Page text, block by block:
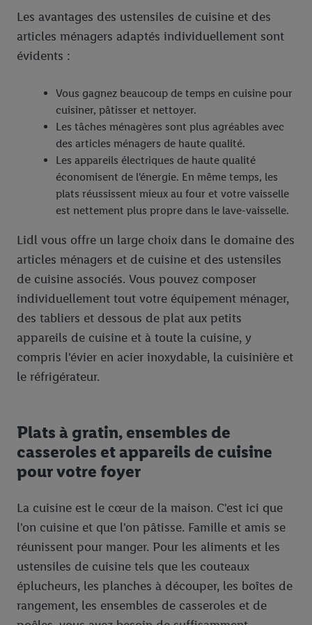
Les avantages des ustensiles de cuisine et des
articles ménagers adaptés individuellement sont
évidents :
Vous gagnez beaucoup de temps en cuisine pour
cuisiner, pâtisser et nettoyer.
Les tâches ménagères sont plus agréables avec
des articles ménagers de haute qualité.
Les appareils électriques de haute qualité
économisent de l'énergie. En même temps, les
plats réussissent mieux au four et votre vaisselle
est nettement plus propre dans le lave-vaisselle.
Lidl vous offre un large choix dans le domaine des
articles ménagers et de cuisine et des ustensiles
de cuisine associés. Vous pouvez composer
individuellement tout votre équipement ménager,
des tabliers et dessous de plat aux petits
appareils de cuisine et à toute la cuisine, y
compris l'évier en acier inoxydable, la cuisinière et
le réfrigérateur.
Plats à gratin, ensembles de
casseroles et appareils de cuisine
pour votre foyer
La cuisine est le cœur de la maison. C'est ici que
l'on cuisine et que l'on pâtisse. Famille et amis se
réunissent pour manger. Pour les aliments et les
ustensiles de cuisine tels que les couteaux
éplucheurs, les planches à découper, les boîtes de
rangement, les ensembles de casseroles et de
Lidl peuvent vous être attribués en utilisant votre adresse e-
mail hachée et, le cas échéant, d’autres identifiants/identifiants
dont dispose Criteo S.A.
individuelles et trouver de plus amples informations sur le
traitement des données.
En cliquant sur « Refuser », vous pouvez autoriser uniquement
l’utilisation des technologies nécessaires. En cliquant sur «
Accepter », vous autorisez tous les traitements pour toutes les
finalités susmentionnées. Vous trouverez de plus amples
informations sur la durée de conservation des données et votre
droit de révoquer votre consentement à tout moment avec effet
données.Vous trouverez les impressions ici.